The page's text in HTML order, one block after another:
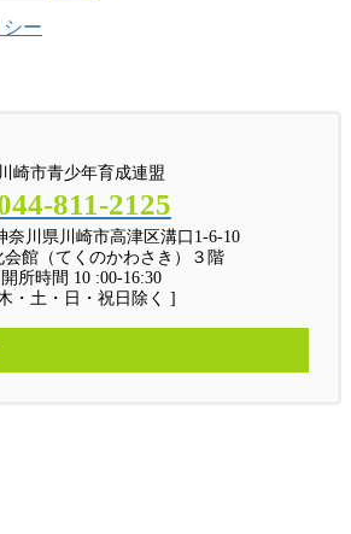
ー
川崎市青少年育成連盟
811-2125
奈川県川崎市高津区溝口1-6-10
会館（てくのかわさき）３階
開所時間 10 :00-16:30
・土・日・祝日除く ]